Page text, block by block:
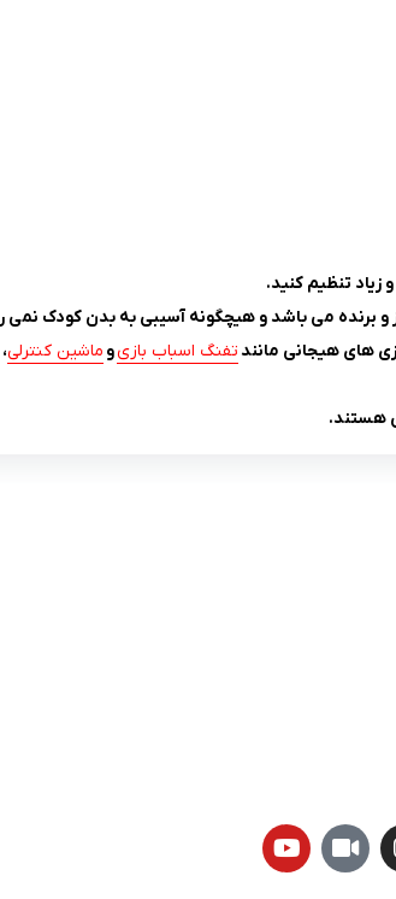
تنظیم کنید.
های هیجانی مانند تفنگ اسباب بازیو ماشین کنترلی
هستند.